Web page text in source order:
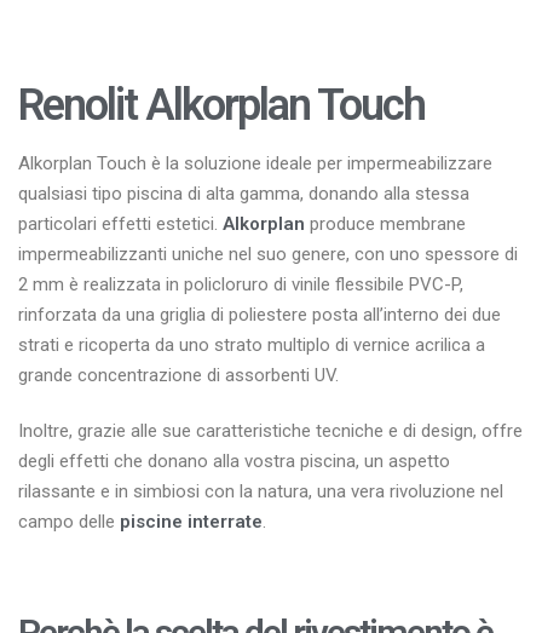
Renolit Alkorplan Touch
Alkorplan Touch è la soluzione ideale per impermeabilizzare
qualsiasi tipo piscina di alta gamma, donando alla stessa
particolari effetti estetici. Alkorplan produce membrane
impermeabilizzanti uniche nel suo genere, con uno spessore di
2 mm è realizzata in policloruro di vinile flessibile PVC-P,
rinforzata da una griglia di poliestere posta all’interno dei due
strati e ricoperta da uno strato multiplo di vernice acrilica a
grande concentrazione di assorbenti UV.
Inoltre, grazie alle sue caratteristiche tecniche e di design, offre
degli effetti che donano alla vostra piscina, un aspetto
rilassante e in simbiosi con la natura, una vera rivoluzione nel
campo delle piscine interrate.